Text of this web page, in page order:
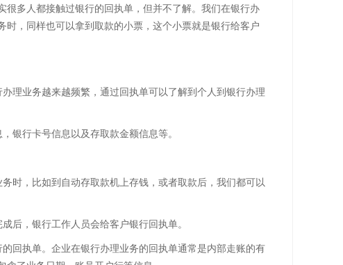
多人都接触过银行的回执单，但并不了解。我们在银行办
，同样也可以拿到取款的小票，这个小票就是银行给客户
理业务越来越频繁，通过回执单可以了解到个人到银行办理
银行卡号信息以及存取款金额信息等。
时，比如到自动存取款机上存钱，或者取款后，我们都可以
后，银行工作人员会给客户银行回执单。
回执单。企业在银行办理业务的回执单通常是内部走账的有